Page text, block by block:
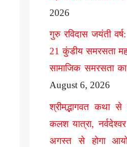
2026
गुरु रविदास जयंती
21 कुंडीय समरसता
सामाजिक समरसता
August 6, 2026
श्रीमद्भागवत कथा
कलश यात्रा,
अगस्त से होगा